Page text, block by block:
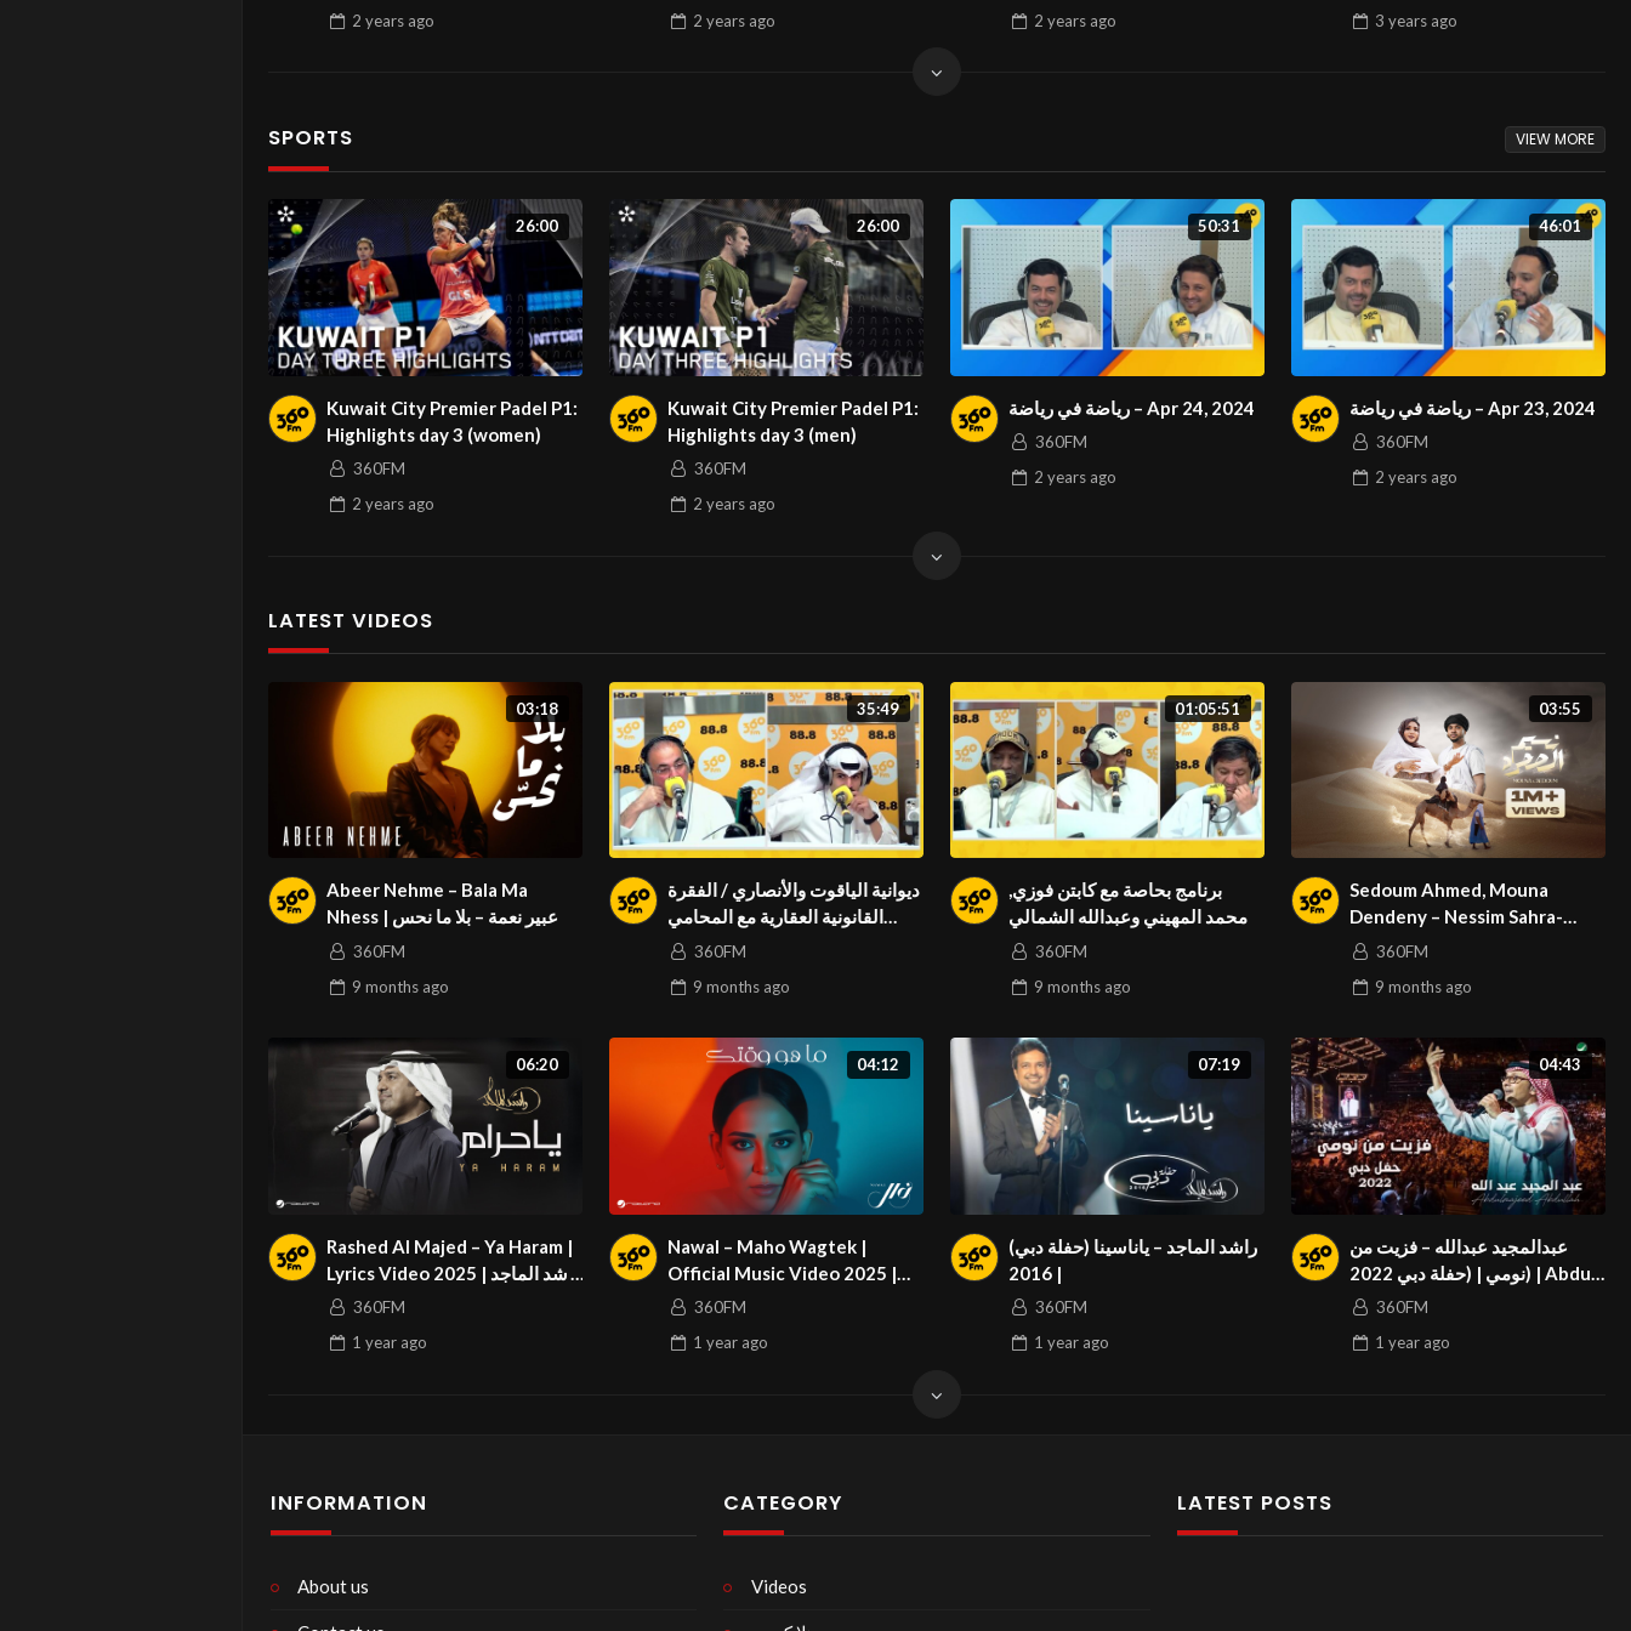
2 yearsago
2 yearsago
2 yearsago
DIVERSE RANGE OF DESIGNS
3 yearsago
SPORTS VIEW MORE
26:00
Kuwait City Premier Padel P1:
Highlights day 3 (women)
360FM
2 yearsago
26:00
Kuwait City Premier Padel P1:
Highlights day 3 (men)
360FM
2 yearsago
50:31
رياضة في رياضة – Apr 24, 2024
360FM
2 yearsago
46:01
رياضة في رياضة – Apr 23, 2024
360FM
2 yearsago
LATEST VIDEOS
03:18
Abeer Nehme – Bala Ma
Nhess | عبير نعمة – بلا ما نحس
360FM
9 monthsago
35:49
ديوانية الياقوت والأنصاري / الفقرة
القانونية العقارية مع المحامي
مبارك النويبت
360FM
9 monthsago
01:05:51
برنامج بحاصة مع كابتن فوزي,
محمد المهيني وعبدالله الشمالي
360FM
9 monthsago
03:55
Sedoum Ahmed, Mouna
Dendeny – Nessim Sahra-
سدوم أحمد، منى دندني نسيم
360FM
9 monthsago
06:20
Rashed Al Majed – Ya Haram |
Lyrics Video 2025 | راشد الماجد
– يا حرام
360FM
1 yearago
04:12
Nawal – Maho Wagtek |
Official Music Video 2025 |
نوال – ما هو وقتك
360FM
1 yearago
07:19
راشد الماجد – ياناسينا (حفلة دبي)
| 2016
360FM
1 yearago
04:43
عبدالمجيد عبدالله – فزيت من
نومي | (حفلة دبي 2022) | Abdul
Majeed Abdullah – Fazzet Mn
360FM
1 yearago
INFORMATION
About us
CATEGORY
Videos
LATEST POSTS